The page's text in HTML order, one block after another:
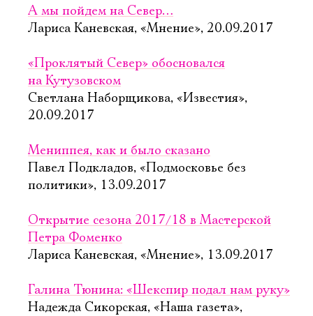
А мы пойдем на Север…
Лариса Каневская, «Мнение», 20.09.2017
«Проклятый Север» обосновался
на Кутузовском
Светлана Наборщикова, «Известия»,
20.09.2017
Мениппея, как и было сказано
Павел Подкладов, «Подмосковье без
политики», 13.09.2017
Открытие сезона 2017/18 в Мастерской
Петра Фоменко
Лариса Каневская, «Мнение», 13.09.2017
Галина Тюнина: «Шекспир подал нам руку»
Надежда Сикорская, «Наша газета»,